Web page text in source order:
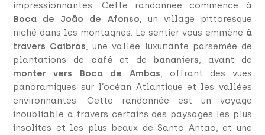
impressionnantes. Cette randonnée commence à
Boca de João de Afonso, un village pittoresque
niché dans les montagnes. Le sentier vous emmène à
travers Caibros, une vallée luxuriante parsemée de
plantations de café et de bananiers, avant de
monter vers Boca de Ambas, offrant des vues
panoramiques sur l’océan Atlantique et les vallées
environnantes. Cette randonnée est un voyage
inoubliable à travers certains des paysages les plus
insolites et les plus beaux de Santo Antao, et une